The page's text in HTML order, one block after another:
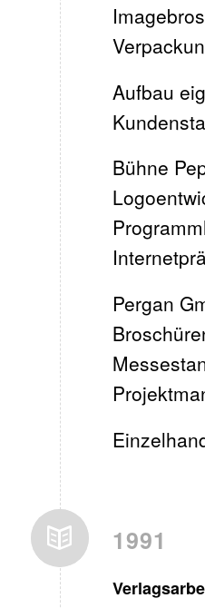
Aufbau
Bühne
Pergan
1991